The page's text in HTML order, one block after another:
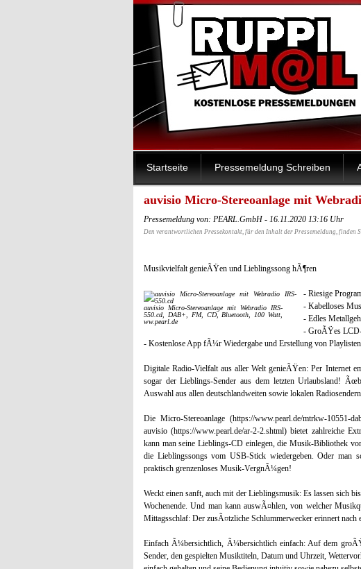
Startseite Pressemeldung Schreiben
auvisio Micro-Stereoanlage mit
Pressemeldung von: PEARL.GmbH - 16.11.2020 13:16 Uhr
Den verantwortlichen Pressekontakt, für den Inhalt der Pressemeldung, finden
Musikvielfalt genieÃŸen und Lieblingssong hÃ¶ren
auvisio Micro-Stereoanlage mit Webradio IRS-
550.cd, DAB+, FM, CD, Bluetooth, 100 Watt,
ww.pearl.de
- Riesige
- Kabelloses
- Edles
- GroÃŸes
- Kostenlose App fÃ¼r Wiedergabe und Erstellung von Playlisten
Digitale Radio-Vielfalt aus aller Welt genieÃŸen: Per Internet
sogar der Lieblings-Sender aus dem letzten Urlaubsland!
Auswahl aus allen deutschlandweiten sowie lokalen
Die Micro-Stereoanlage (https://www.pearl.de/mtrkw-10551-
auvisio (https://www.pearl.de/ar-2-2.shtml) bietet zahlreiche
kann man seine Lieblings-CD einlegen, die Musik-Bibliothek
die Lieblingssongs vom USB-Stick wiedergeben. Oder
praktisch grenzenloses Musik-VergnÃ¼gen!
Weckt einen sanft, auch mit der Lieblingsmusik: Es lassen sich
Wochenende. Und man kann auswÃ¤hlen, von welcher
Mittagsschlaf: Der zusÃ¤tzliche Schlummerwecker erinnert nach
Einfach Ã¼bersichtlich, Ã¼bersichtlich einfach: Auf dem
Sender, den gespielten Musiktiteln, Datum und Uhrzeit,